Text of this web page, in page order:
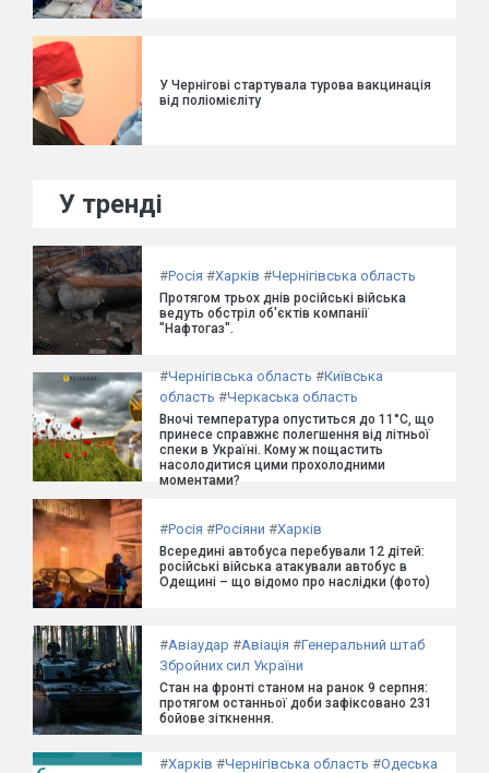
У Чернігові стартувала турова вакцинація
від поліомієліту
У тренді
#Росія #Харків #Чернігівська область
Протягом трьох днів російські війська
ведуть обстріл об'єктів компанії
"Нафтогаз".
#Чернігівська область #Київська
область #Черкаська область
Вночі температура опуститься до 11°C, що
принесе справжнє полегшення від літньої
спеки в Україні. Кому ж пощастить
насолодитися цими прохолодними
моментами?
#Росія #Росіяни #Харків
Всередині автобуса перебували 12 дітей:
російські війська атакували автобус в
Одещині – що відомо про наслідки (фото)
#Авіаудар #Авіація #Генеральний штаб
Збройних сил України
Стан на фронті станом на ранок 9 серпня:
протягом останньої доби зафіксовано 231
бойове зіткнення.
#Харків #Чернігівська область #Одеська